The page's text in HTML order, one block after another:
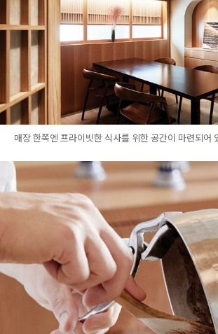
매장 한쪽엔 프라이빗한 식사를 위한 공간이 마련되어